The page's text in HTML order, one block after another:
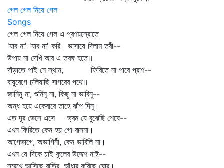
গেল গেল নিয়ে গেল
Songs
গেল গেল নিয়ে গেল এ প্রণয়স্রোতে
'যাব না' 'যাব না' করি ভাসায়ে দিলাম তরী--
উপায় না দেখি আর এ তরঙ্গ হতে॥
দাঁড়াতে পাই নে স্থান, ফিরিতে না পারে প্রাণ--
বায়ুবেগে চলিয়াছি সাগরের পথে॥
জানিনু না, শুনিনু না, কিছু না ভাবিনু--
অন্ধ হয়ে একেবারে তাহে ঝাঁপ দিনু।
এত দূর ভেসে এসে ভ্রম যে বুঝেছি শেষে--
এখন ফিরিতে কেন হয় গো বাসনা।
আগেভাগে, অভাগিনী, কেন ভাবিলি না।
এখন যে দিকে চাই কূলের উদ্দেশ নাই--
সম্মুখে আসিছে রাত্রি, আঁধার করিছে ঘোর।